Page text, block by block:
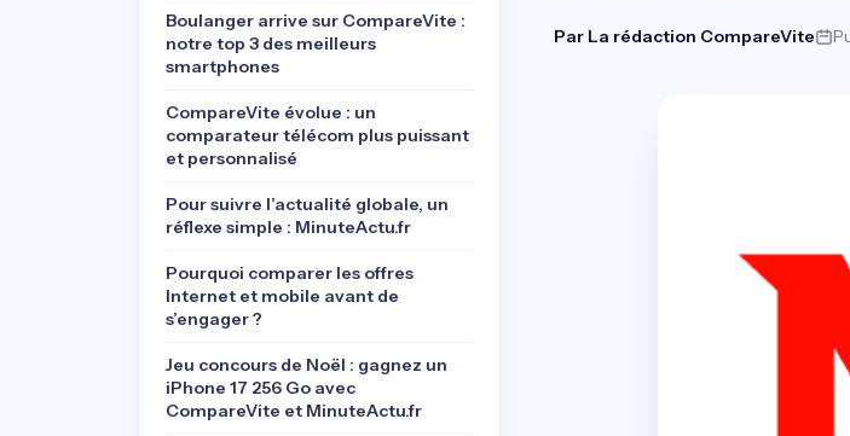
Par La rédaction CompareVite
Boulanger arrive sur CompareVite :
notre top 3 des meilleurs
smartphones
CompareVite évolue : un
comparateur télécom plus puissant
et personnalisé
Pour suivre l’actualité globale, un
réflexe simple : MinuteActu.fr
Pourquoi comparer les offres
Internet et mobile avant de
s’engager ?
Jeu concours de Noël : gagnez un
iPhone 17 256 Go avec
CompareVite et MinuteActu.fr